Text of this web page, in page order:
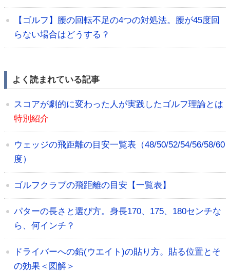
【ゴルフ】腰の回転不足の4つの対処法。腰が45度回
らない場合はどうする？
よく読まれている記事
スコアが劇的に変わった人が実践したゴルフ理論とは
特別紹介
ウェッジの飛距離の目安一覧表（48/50/52/54/56/58/60
度）
ゴルフクラブの飛距離の目安【一覧表】
パターの長さと選び方。身長170、175、180センチな
ら、何インチ？
ドライバーへの鉛(ウエイト)の貼り方。貼る位置とそ
の効果＜図解＞